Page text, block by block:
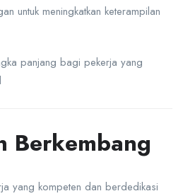
untuk meningkatkan keterampilan
panjang bagi pekerja yang
Berkembang
yang kompeten dan berdedikasi